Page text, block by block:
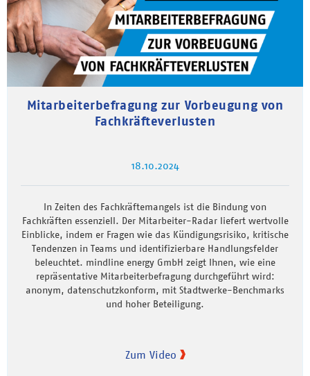
Mitarbeiterbefragung zur Vorbeugung von
Fachkräfteverlusten
18.10.2024
In Zeiten des Fachkräftemangels ist die Bindung von
Fachkräften essenziell. Der Mitarbeiter-Radar liefert wertvolle
Einblicke, indem er Fragen wie das Kündigungsrisiko, kritische
Tendenzen in Teams und identifizierbare Handlungsfelder
beleuchtet. mindline energy GmbH zeigt Ihnen, wie eine
repräsentative Mitarbeiterbefragung durchgeführt wird:
anonym, datenschutzkonform, mit Stadtwerke-Benchmarks
und hoher Beteiligung.
Zum Video